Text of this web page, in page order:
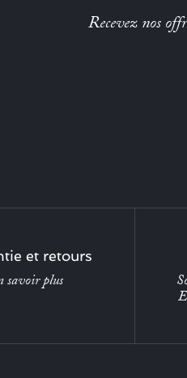
Recevez nos
et retours
savoir plus